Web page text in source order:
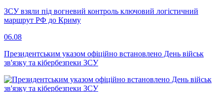
ЗСУ взяли під вогневий контроль ключовий логістичний
маршрут РФ до Криму
06.08
Президентським указом офіційно встановлено День військ
зв'язку та кібербезпеки ЗСУ